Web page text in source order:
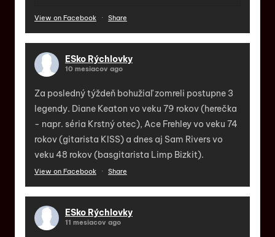
View on Facebook · Share
ESko Rýchlovky
10 mesiacov ago
Za posledný týždeň bohužiaľ zomreli postupne 3
legendy. Diane Keaton vo veku 79 rokov (herečka
- napr. séria Krstný otec), Ace Frehley vo veku 74
rokov (gitarista KISS) a dnes aj Sam Rivers vo
veku 48 rokov (basgitarista Limp Bizkit).
View on Facebook · Share
ESko Rýchlovky
11 mesiacov ago